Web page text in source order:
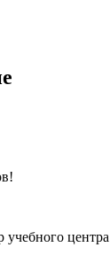
учебного центра